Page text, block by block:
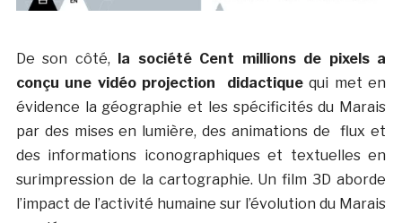
De son côté, la société Cent millions de pixels a
conçu une vidéo projection didactiquequi met en
évidence la géographie et les spécificités du Marais
par des mises en lumière, des animations de flux et
des informations iconographiques et textuelles en
surimpression de la cartographie. Un film 3D aborde
l’impact de l’activité humaine sur l’évolution du Marais